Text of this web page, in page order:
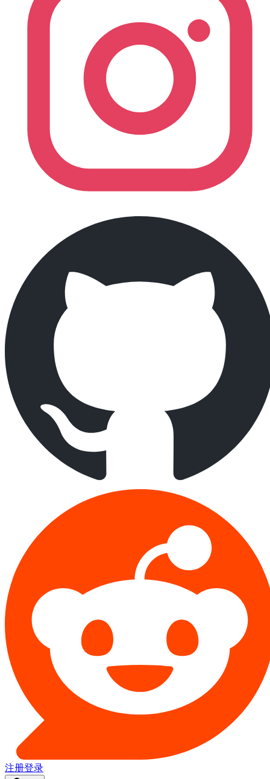
注册登录